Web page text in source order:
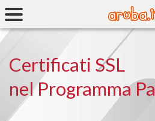
Certificati SSL
nel Programma